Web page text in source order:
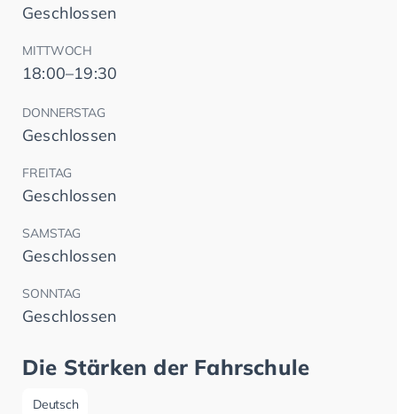
Geschlossen
MITTWOCH
18:00–19:30
DONNERSTAG
Geschlossen
FREITAG
Geschlossen
SAMSTAG
Geschlossen
SONNTAG
Geschlossen
Die Stärken der Fahrschule
Deutsch